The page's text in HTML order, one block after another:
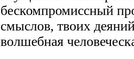
бескомпромиссный
смыслов, твоих
волшебная